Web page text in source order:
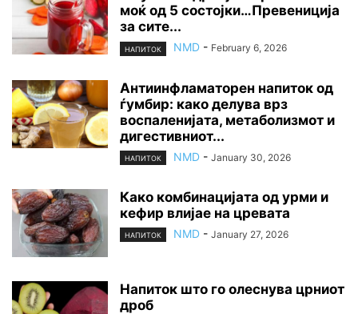
моќ од 5 состојки…Превениција
за сите...
НАПИТОК NMD - February 6, 2026
Антиинфламаторен напиток од
ѓумбир: како делува врз
воспаленијата, метаболизмот и
дигестивниот...
НАПИТОК NMD - January 30, 2026
Како комбинацијата од урми и
кефир влијае на цревата
НАПИТОК NMD - January 27, 2026
Напиток што го олеснува црниот
дроб